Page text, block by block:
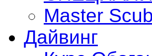
Master
Дайвинг